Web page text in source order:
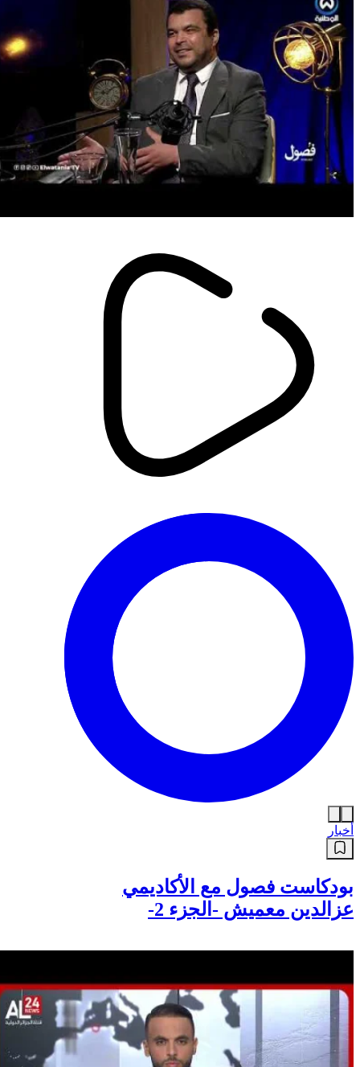
أخبار
بودكاست فصول مع الأكاديمي
عزالدين معميش -الجزء 2-